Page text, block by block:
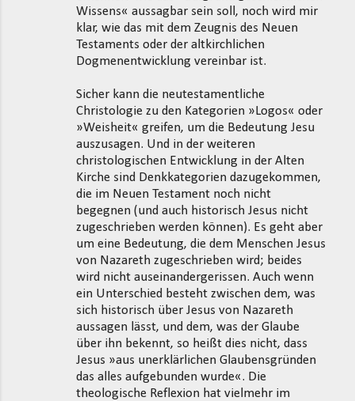
Wissens« aussagbar sein soll, noch wird mir
klar, wie das mit dem Zeugnis des Neuen
Testaments oder der altkirchlichen
Dogmenentwicklung vereinbar ist.
Sicher kann die neutestamentliche
Christologie zu den Kategorien »Logos« oder
»Weisheit« greifen, um die Bedeutung Jesu
auszusagen. Und in der weiteren
christologischen Entwicklung in der Alten
Kirche sind Denkkategorien dazugekommen,
die im Neuen Testament noch nicht
begegnen (und auch historisch Jesus nicht
zugeschrieben werden können). Es geht aber
um eine Bedeutung, die dem Menschen Jesus
von Nazareth zugeschrieben wird; beides
wird nicht auseinandergerissen. Auch wenn
ein Unterschied besteht zwischen dem, was
sich historisch über Jesus von Nazareth
aussagen lässt, und dem, was der Glaube
über ihn bekennt, so heißt dies nicht, dass
Jesus »aus unerklärlichen Glaubensgründen
das alles aufgebunden wurde«. Die
theologische Reflexion hat vielmehr im